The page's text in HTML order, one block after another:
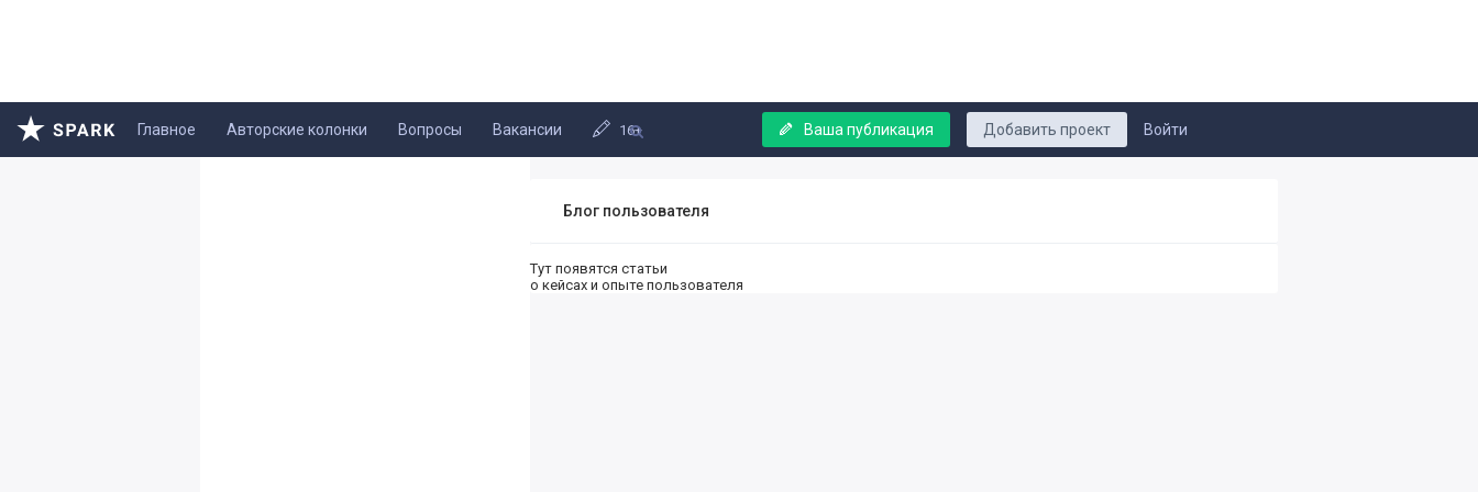
Войти
Добавить проект
Главное Авторские колонки Вопросы Вакансии Ваша публикация
16+
Блог пользователя
Тут появятся статьи
о кейсах и опыте пользователя